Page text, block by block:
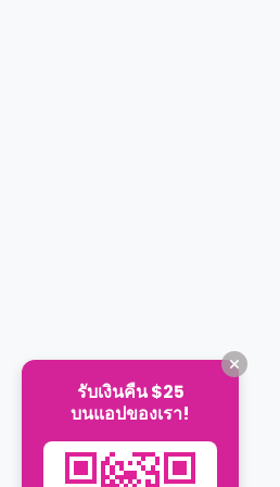
รับเงินคืน $25
บนแอปของเรา!